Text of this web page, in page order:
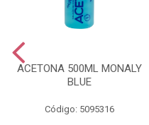
ACETONA 500ML MONALY
BLUE
Código: 5095316